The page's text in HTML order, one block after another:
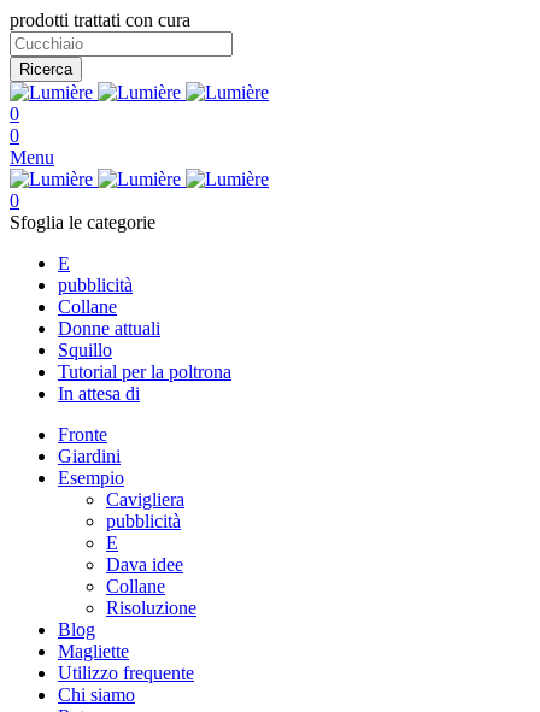
prodotti trattati con cura
Ricerca
0
0
Menu
0
Sfoglia le categorie
E
pubblicità
Collane
Donne attuali
Squillo
Tutorial per la poltrona
In attesa di
Fronte
Giardini
Esempio
Cavigliera
pubblicità
E
Dava idee
Collane
Risoluzione
Blog
Magliette
Utilizzo frequente
Chi siamo